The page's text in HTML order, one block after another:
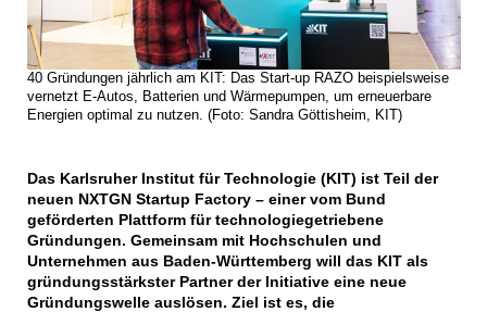
40 Gründungen jährlich am KIT: Das Start-up RAZO beispielsweise
vernetzt E-Autos, Batterien und Wärmepumpen, um erneuerbare
Energien optimal zu nutzen. (Foto: Sandra Göttisheim, KIT)
Das Karlsruher Institut für Technologie (KIT) ist Teil der
neuen NXTGN Startup Factory – einer vom Bund
geförderten Plattform für technologiegetriebene
Gründungen. Gemeinsam mit Hochschulen und
Unternehmen aus Baden-Württemberg will das KIT als
gründungsstärkster Partner der Initiative eine neue
Gründungswelle auslösen. Ziel ist es, die